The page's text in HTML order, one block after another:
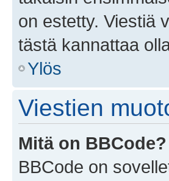
on estetty. Viestiä
tästä kannattaa
Ylös
Viestien
Mitä on BBCode?
BBCode on